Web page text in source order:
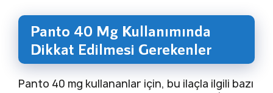
Panto 40 Mg Kullanımında
Dikkat Edilmesi Gerekenler
Panto 40 mg kullananlar için, bu ilaçla ilgili bazı